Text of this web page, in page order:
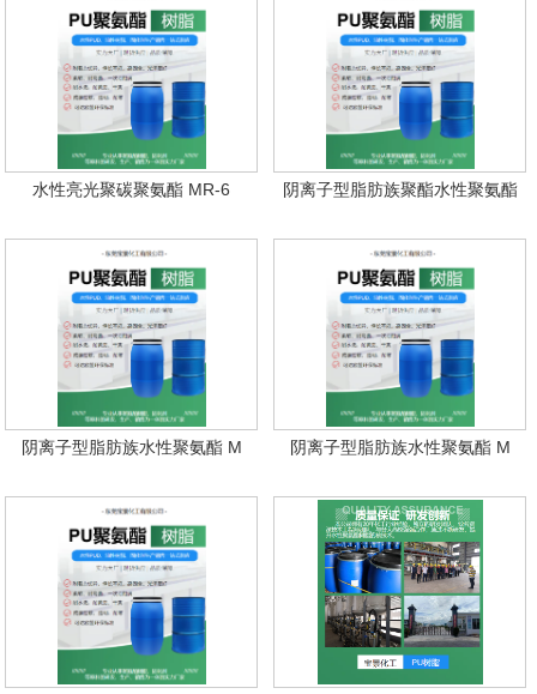
水性亮光聚碳聚氨酯 MR-6 阴离子型脂肪族聚酯水性聚氨酯
阴离子型脂肪族水性聚氨酯 M 阴离子型脂肪族水性聚氨酯 M